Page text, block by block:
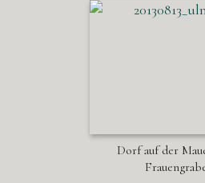
Dorf auf der